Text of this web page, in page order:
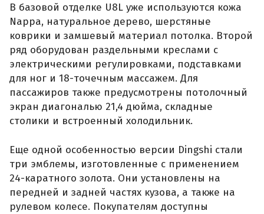
В базовой отделке U8L уже используются кожа
Nappa, натуральное дерево, шерстяные
коврики и замшевый материал потолка. Второй
ряд оборудован раздельными креслами с
электрическими регулировками, подставками
для ног и 18-точечным массажем. Для
пассажиров также предусмотрены потолочный
экран диагональю 21,4 дюйма, складные
столики и встроенный холодильник.
Еще одной особенностью версии Dingshi стали
три эмблемы, изготовленные с применением
24-каратного золота. Они установлены на
передней и задней частях кузова, а также на
рулевом колесе. Покупателям доступны